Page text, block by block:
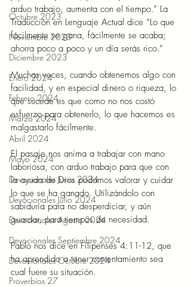
Octubre 2023
Noviembre 2023
Diciembre 2023
Enero 2024
Febrero 2024
Marzo 2024
Abril 2024
Mayo 2024
Devocionales Junio 2024
Devocionales Julio 2024
Devocionales Agosto 2024
Devocionales Septiembre 2024
Devocionales Octubre 2024
Proverbios 27
arduo trabajo, aumenta con el tiempo.” La
Traducción en Lenguaje Actual dice “Lo que
fácilmente se gana, fácilmente se acaba;
ahorra poco a poco y un día serás rico.”
Muchas veces, cuando obtenemos algo con
facilidad, y en especial dinero o riqueza, lo
que sucede es que como no nos costó
esfuerzo para obtenerlo, lo que hacemos es
malgastarlo fácilmente.
El pasaje nos anima a trabajar con mano
laboriosa, con arduo trabajo para que con
la ayuda de Dios podamos valorar y cuidar
lo que se ha ganado. Utilizándolo con
sabiduría para no desperdiciar, y aún
guardar, para tiempos de necesidad.
Pablo nos dice en Filipenses 4:11-12, que
ha aprendido a tener contentamiento sea
cual fuere su situación.